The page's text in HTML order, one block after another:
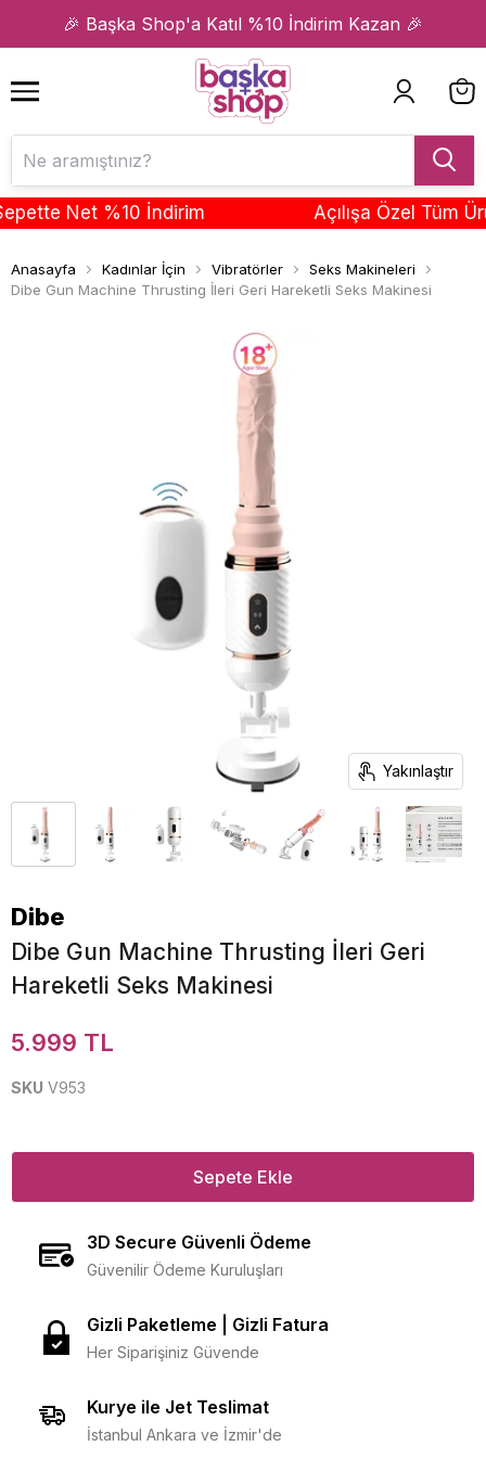
🎉 Başka Shop'a Katıl %10 İndirim Kazan 🎉
1 2
Net %10 İndirim Açılışa Özel Tüm
Anasayfa Kadınlar İçin Vibratörler
Seks Makineleri
Dibe Gun Machine Thrusting İleri Geri Hareketli Seks Makinesi
Yakınlaştır
Dibe
Dibe Gun Machine Thrusting İleri Geri
Hareketli Seks Makinesi
5.999 TL
SKU V953
Sepete Ekle
3D Secure Güvenli Ödeme
Güvenilir Ödeme Kuruluşları
Gizli Paketleme | Gizli Fatura
Her Siparişiniz Güvende
Kurye ile Jet Teslimat
İstanbul Ankara ve İzmir'de